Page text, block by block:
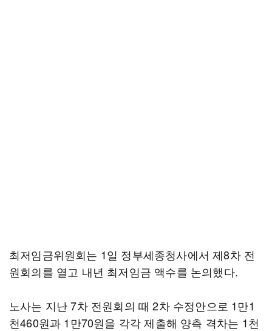
최저임금위원회는 1일 정부세종청사에서 제8차 전
원회의를 열고 내년 최저임금 액수를 논의했다.
노사는 지난 7차 전원회의 때 2차 수정안으로 1만1
천460원과 1만70원을 각각 제출해 양측 격차는 1천